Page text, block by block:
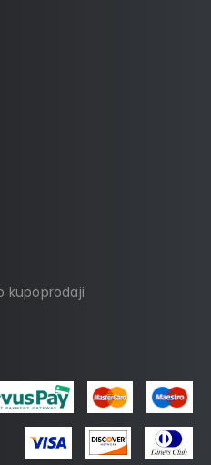
kupoprodaji